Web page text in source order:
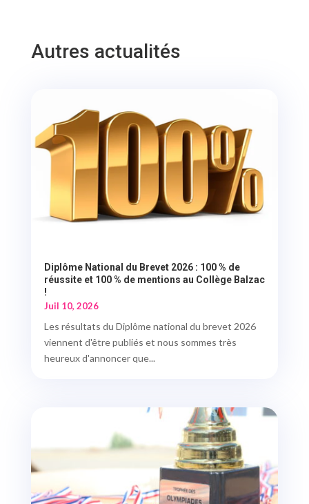
Autres actualités
Diplôme National du Brevet 2026 : 100 % de
réussite et 100 % de mentions au Collège Balzac
!
Juil 10, 2026
Les résultats du Diplôme national du brevet 2026
viennent d'être publiés et nous sommes très
heureux d'annoncer que...